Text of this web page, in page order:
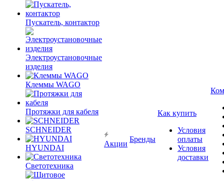
Пускатель, контактор
Электроустановочные
изделия
Клеммы WAGO
Протяжки для кабеля
SCHNEIDER
HYUNDAI
Светотехника
Акции
Бренды
Как купить
Условия
оплаты
Условия
доставки